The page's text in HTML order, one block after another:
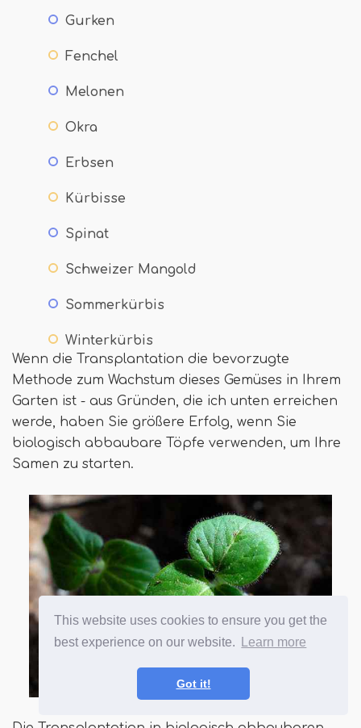
This website uses cookies to ensure you get the
best experience on our website.
Learn more
Got it!
Gurken
Fenchel
Melonen
Okra
Erbsen
Kürbisse
Spinat
Schweizer Mangold
Sommerkürbis
Winterkürbis
Wenn die Transplantation die bevorzugte
Methode zum Wachstum dieses Gemüses in Ihrem
Garten ist - aus Gründen, die ich unten erreichen
werde, haben Sie größere Erfolg, wenn Sie
biologisch abbaubare Töpfe verwenden, um Ihre
Samen zu starten.